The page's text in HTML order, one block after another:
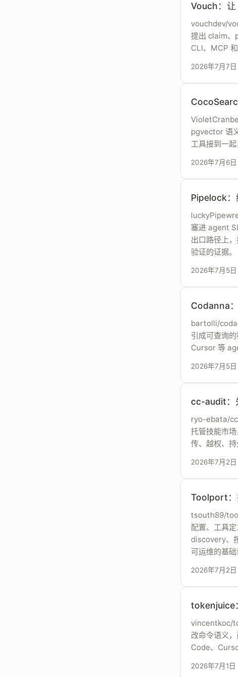
Vouch：
vouchdev/
提出 claim、
CLI、MCP
2026年7月7日
pgvector 语
工具接到一
2026年7月6日
Pipelock
塞进 agent
出口路径上
验证的证据。
2026年7月5日
Codanna
bartolli/
引成可查询
Cursor 等
2026年7月5日
cc-audit：
ryo-ebata/
托管技能市
传、越权、持
2026年7月2日
Toolport：
tsouth89/
配置、工具
discovery、
可运维的基础
2026年7月2日
tokenjuice
vincentkoc/
改命令语义
Code、
2026年7月1日